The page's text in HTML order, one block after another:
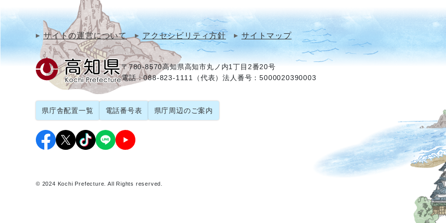
サイトの運営について アクセシビリティ方針 サイトマップ
〒780-8570高知県高知市丸ノ内1丁目2番20号
電話：088-823-1111（代表）法人番号：5000020390003
県庁舎配置一覧 電話番号表 県庁周辺のご案内
© 2024 Kochi Prefecture. All Rights reserved.